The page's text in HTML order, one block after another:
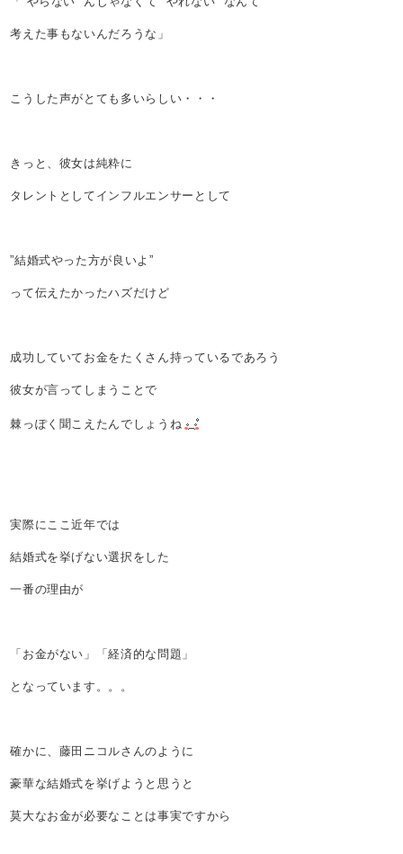
考えた事もないんだろうな」
こうした声がとても多いらしい・・・
きっと、彼女は純粋に
タレントとしてインフルエンサーとして
”結婚式やった方が良いよ”
って伝えたかったハズだけど
成功していてお金をたくさん持っているであろう
彼女が言ってしまうことで
棘っぽく聞こえたんでしょうね
実際にここ近年では
結婚式を挙げない選択をした
一番の理由が
「お金がない」「経済的な問題」
となっています。。。
確かに、藤田ニコルさんのように
豪華な結婚式を挙げようと思うと
莫大なお金が必要なことは事実ですから